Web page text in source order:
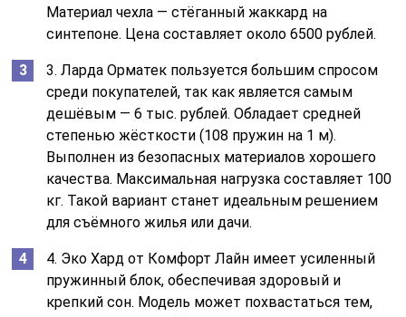
Материал чехла — стёганный жаккард на
синтепоне. Цена составляет около 6500 рублей.
3. Ларда Орматек пользуется большим спросом
среди покупателей, так как является самым
дешёвым — 6 тыс. рублей. Обладает средней
степенью жёсткости (108 пружин на 1 м).
Выполнен из безопасных материалов хорошего
качества. Максимальная нагрузка составляет 100
кг. Такой вариант станет идеальным решением
для съёмного жилья или дачи.
4. Эко Хард от Комфорт Лайн имеет усиленный
пружинный блок, обеспечивая здоровый и
крепкий сон. Модель может похвастаться тем,